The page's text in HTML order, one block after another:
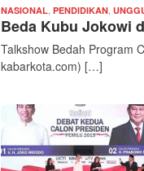
NASIONAL PENDIDIKAN
Beda Kubu Jokowi
Talkshow Bedah Program
kabarkota.com) […]